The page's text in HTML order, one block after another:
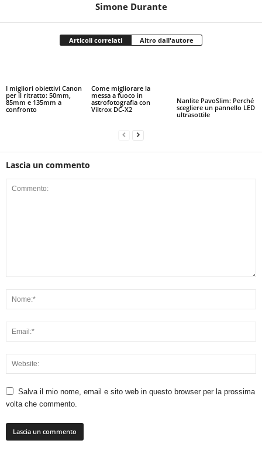
Simone Durante
Articoli correlati Altro dall'autore
I migliori obiettivi Canon
per il ritratto: 50mm,
85mm e 135mm a
confronto
Come migliorare la
messa a fuoco in
astrofotografia con
Viltrox DC-X2
Nanlite PavoSlim: Perché
scegliere un pannello LED
ultrasottile
Lascia un commento
Salva il mio nome, email e sito web in questo browser per la prossima
volta che commento.